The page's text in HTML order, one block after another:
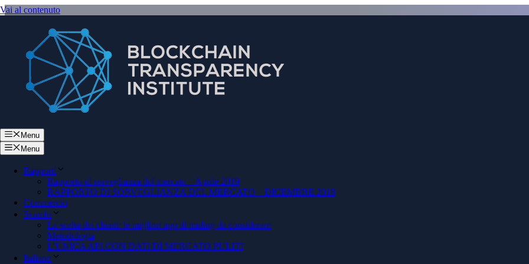
Vai al contenuto
Menu
Menu
Rapporti
Rapporto di sorveglianza del mercato – Aprile 2019
RAPPORTO DI SORVEGLIANZA DEL MERCATO – DICEMBRE 2018
Commercio
Scambi
La scelta dei clienti: le migliori app di trading da considerare
Metodologia
L’UNICA API CON DATI DI MERCATO PULITI
Italiano
Bitcoin Lexipro 16X (30) Registrazione